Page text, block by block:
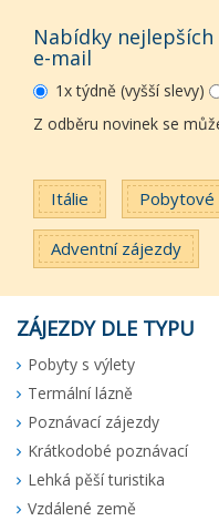
Nabídky
e-mail
1x týdně (vyšší slevy)
Z odběru novinek se
Itálie Pobytové
Adventní zájezdy
ZÁJEZDY DLE TYPU
Pobyty s výlety
Termální lázně
Poznávací zájezdy
Krátkodobé poznávací
Lehká pěší turistika
Vzdálené země